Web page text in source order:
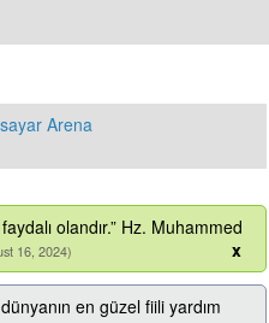
Arena
olandır.” Hz. Muhammed
16, 2024) x
en güzel fiili yardım